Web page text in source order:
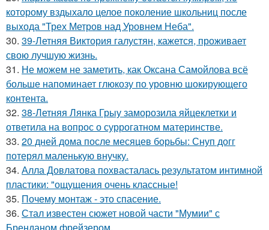
которому вздыхало целое поколение школьниц после
выхода "Трех Метров над Уровнем Неба".
30. 39-Летняя Виктория галустян, кажется, проживает
свою лучшую жизнь.
31. Не можем не заметить, как Оксана Самойлова всё
больше напоминает глюкозу по уровню шокирующего
контента.
32. 38-Летняя Лянка Грыу заморозила яйцеклетки и
ответила на вопрос о суррогатном материнстве.
33. 20 дней дома после месяцев борьбы: Снуп догг
потерял маленькую внучку.
34. Алла Довлатова похвасталась результатом интимной
пластики: "ощущения очень классные!
35. Почему монтаж - это спасение.
36. Стал известен сюжет новой части "Мумии" с